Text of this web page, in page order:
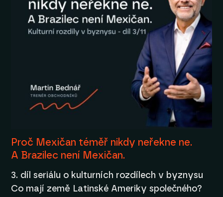
Proč Mexičan téměř nikdy neřekne ne.
A Brazilec není Mexičan.
3. díl seriálu o kulturních rozdílech v byznysu
Co mají země Latinské Ameriky společného?